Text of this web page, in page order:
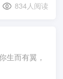
834人阅读
生而有翼，